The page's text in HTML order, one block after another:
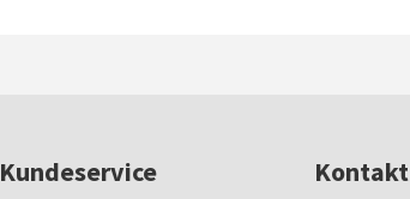
Kundeservice Kontakt